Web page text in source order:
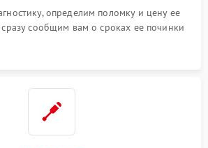
определим поломку и цену ее
сразу сообщим вам о сроках ее починки